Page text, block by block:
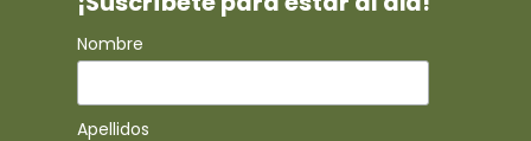
Nombre
Apellidos